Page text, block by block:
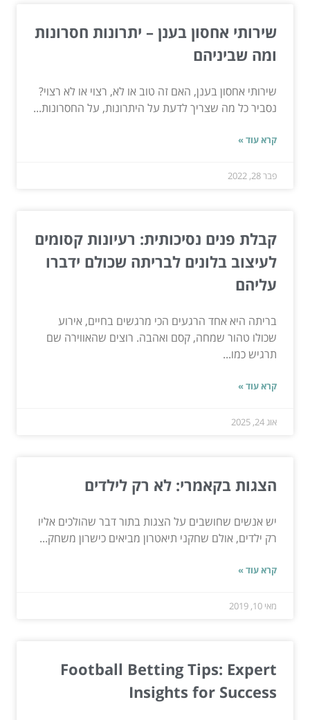
שירותי אחסון בענן – יתרונות חסרונות
ומה שביניהם
שירותי אחסון בענן, האם זה טוב או לא, רצוי או לא רצוי?
נסביר כל מה שצריך לדעת על היתרונות, על החסרונות...
קרא עוד »
פבר 28, 2022
קבלת פנים נסיכותית: רעיונות קסומים
לעיצוב בלונים לבריתה שכולם ידברו
עליהם
בריתה היא אחד הרגעים הכי מרגשים בחיים, אירוע
שכולו טהור שמחה, קסם ואהבה. רוצים שהאווירה שם
תרגיש כמו...
קרא עוד »
אוג 24, 2025
הצגות בקאמרי: לא רק לילדים
יש אנשים שחושבים על הצגות בתור דבר שהולכים אליו
רק ילדים, אולם שחקני תיאטרון מביאים כישרון משחק...
קרא עוד »
מאי 10, 2019
Football Betting Tips: Expert
Insights for Success